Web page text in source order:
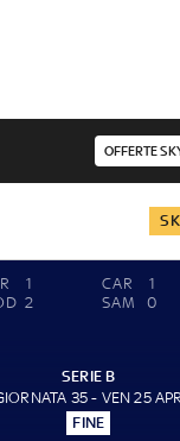
OFFERTE
1
2
CAR
1
SAM
0
SERIE B
35 - VEN 25 APR
FINE